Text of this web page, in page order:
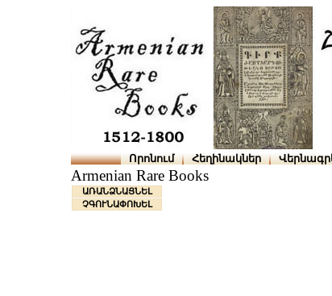
Որոնում Հեղինակներ
Armenian Rare Books
ԱՌԱՆՁՆԱՑՆԵԼ
ՉԳՈՒՆԱՓՈԽԵԼ